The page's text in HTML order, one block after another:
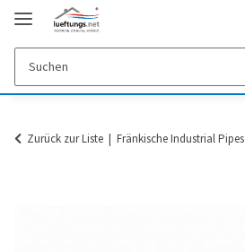
Zurück zur Liste Fränkische Industrial Pipes